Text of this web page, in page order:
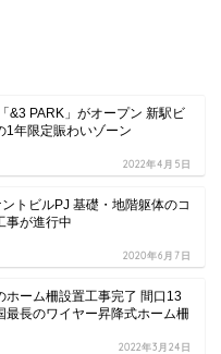
&3 PARK」がオープン 新駅ビ
1年限定賑わいゾーン
2022年4月5日
トビルPJ 基礎・地階躯体のコ
事が進行中
2020年6月7日
ホーム柵設置工事完了 間口13
最長のワイヤー昇降式ホーム柵
2022年3月24日